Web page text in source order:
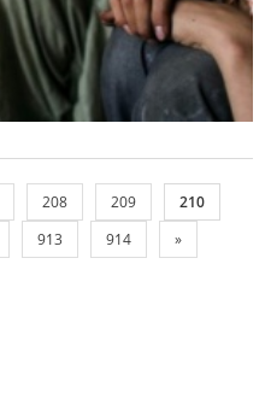
208 209
210
913 914 »